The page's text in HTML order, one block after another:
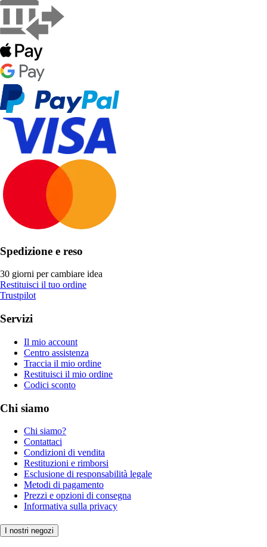
Spedizione e reso
30 giorni per cambiare idea
Restituisci il tuo ordine
Trustpilot
Servizi
Il mio account
Centro assistenza
Traccia il mio ordine
Restituisci il mio ordine
Codici sconto
Chi siamo
Chi siamo?
Contattaci
Condizioni di vendita
Restituzioni e rimborsi
Esclusione di responsabilità legale
Metodi di pagamento
Prezzi e opzioni di consegna
Informativa sulla privacy
I nostri negozi